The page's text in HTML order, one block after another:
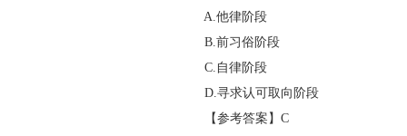
A.他律阶段
B.前习俗阶段
C.自律阶段
D.寻求认可取向阶段
【参考答案】C